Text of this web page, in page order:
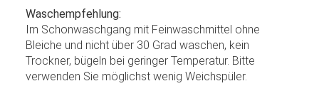
Waschempfehlung:
Im Schonwaschgang mit Feinwaschmittel ohne
Bleiche und nicht über 30 Grad waschen, kein
Trockner, bügeln bei geringer Temperatur. Bitte
verwenden Sie möglichst wenig Weichspüler.